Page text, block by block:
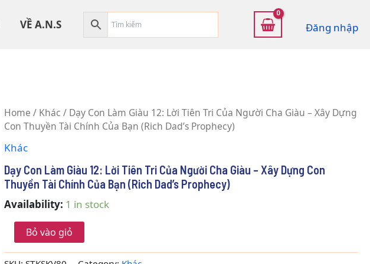
VỀ A.N.S Đăng nhập
Home / Khác / Dạy Con Làm Giàu 12: Lời Tiên Tri Của Người Cha Giàu – Xây Dựng
Con Thuyền Tài Chính Của Bạn (Rich Dad’s Prophecy)
Khác
Dạy Con Làm Giàu 12: Lời Tiên Tri Của Người Cha Giàu – Xây Dựng Con
Thuyền Tài Chính Của Bạn (Rich Dad’s Prophecy)
Availability: 1 in stock
Dạy
Con
Giàu
Lời
Tiên
Của
Giàu
-
Bỏ vào giỏ